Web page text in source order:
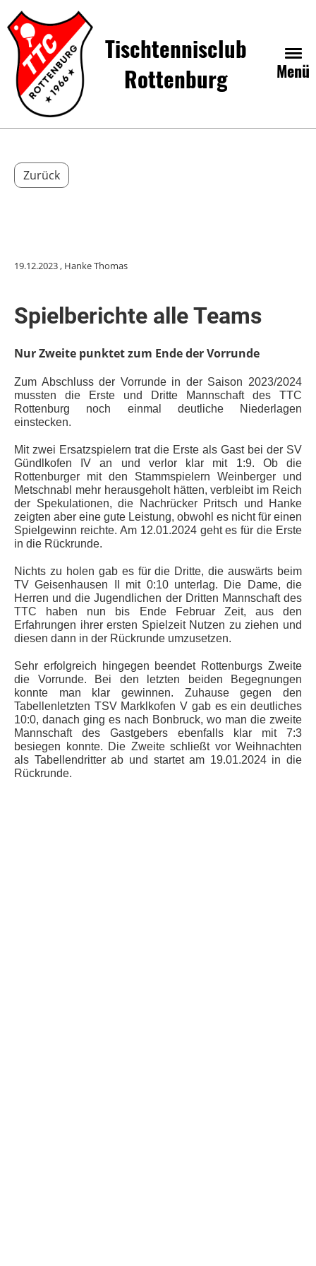
Menü
Tischtennisclub
Rottenburg
Zurück
19.12.2023, Hanke Thomas
Spielberichte alle Teams
Nur Zweite punktet zum Ende der Vorrunde
Zum Abschluss der Vorrunde in der Saison 2023/2024
mussten die Erste und Dritte Mannschaft des TTC
Rottenburg noch einmal deutliche Niederlagen
einstecken.
Mit zwei Ersatzspielern trat die Erste als Gast bei der SV
Gündlkofen IV an und verlor klar mit 1:9. Ob die
Rottenburger mit den Stammspielern Weinberger und
Metschnabl mehr herausgeholt hätten, verbleibt im Reich
der Spekulationen, die Nachrücker Pritsch und Hanke
zeigten aber eine gute Leistung, obwohl es nicht für einen
Spielgewinn reichte. Am 12.01.2024 geht es für die Erste
in die Rückrunde.
Nichts zu holen gab es für die Dritte, die auswärts beim
TV Geisenhausen II mit 0:10 unterlag. Die Dame, die
Herren und die Jugendlichen der Dritten Mannschaft des
TTC haben nun bis Ende Februar Zeit, aus den
Erfahrungen ihrer ersten Spielzeit Nutzen zu ziehen und
diesen dann in der Rückrunde umzusetzen.
Sehr erfolgreich hingegen beendet Rottenburgs Zweite
die Vorrunde. Bei den letzten beiden Begegnungen
konnte man klar gewinnen. Zuhause gegen den
Tabellenletzten TSV Marklkofen V gab es ein deutliches
10:0, danach ging es nach Bonbruck, wo man die zweite
Mannschaft des Gastgebers ebenfalls klar mit 7:3
besiegen konnte. Die Zweite schließt vor Weihnachten
als Tabellendritter ab und startet am 19.01.2024 in die
Rückrunde.